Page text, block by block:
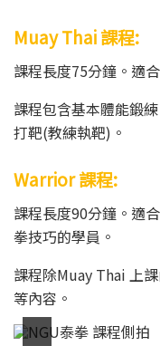
Muay Thai 課程:
課程長度75分鐘。適
課程包含基本體能鍛
打靶(教練執靶)。
Warrior 課程:
課程長度90分鐘。適
拳技巧的學員。
課程除Muay Thai 上
等內容。